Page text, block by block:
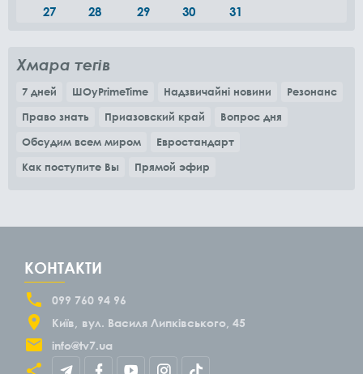
27
28 29 30 31
Хмара тегів
7 дней ШОуPrimeTime Надзвичайні новини
Резонанс
Право знать
Приазовский край
Вопрос дня
Обсудим всем миром
Евростандарт
Как поступите Вы
Прямой эфир
КОНТАКТИ
099 760 94 96
Київ
вул. Василя Липківського, 45
info@tv7.ua